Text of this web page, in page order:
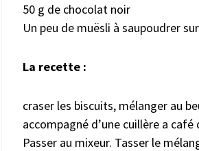
50 g de chocolat noir
Un peu de muësli à saupoudrer
La recette :
craser les biscuits, mélanger au
accompagné d’une cuillère a café
Passer au mixeur. Tasser le